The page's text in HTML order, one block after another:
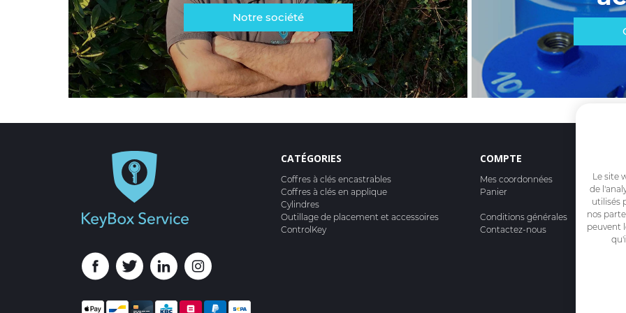
Notre société
CATÉGORIES
Coffres à clés encastrables
Coffres à clés en applique
Cylindres
Outillage de placement et accessoires
ControlKey
COMPTE
Mes coordonnées
Panier
Conditions générales
Contactez-nous
Le site
de
utilisés
nos
peuvent